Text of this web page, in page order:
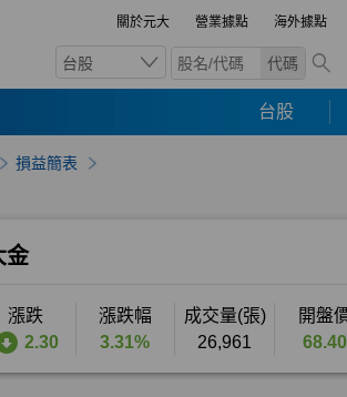
關於元大 營業據點 海外據點
台股 代碼
台股
損益簡表